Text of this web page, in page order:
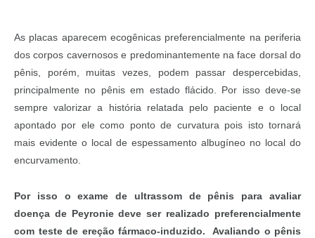
As placas aparecem ecogênicas preferencialmente na periferia
dos corpos cavernosos e predominantemente na face dorsal do
pênis, porém, muitas vezes, podem passar despercebidas,
principalmente no pênis em estado flácido. Por isso deve-se
sempre valorizar a história relatada pelo paciente e o local
apontado por ele como ponto de curvatura pois isto tornará
mais evidente o local de espessamento albugíneo no local do
encurvamento.
Por isso o exame de ultrassom de pênis para avaliar
doença de Peyronie deve ser realizado preferencialmente
com teste de ereção fármaco-induzido. Avaliando o pênis